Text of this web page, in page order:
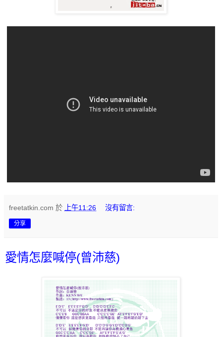
freetatkin.com 於 上午11:26 沒有留言:
分享
愛情怎麼喊停(曾沛慈)